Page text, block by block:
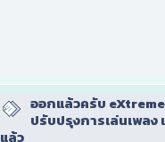
ออกแล้วครับ
ปรับปรุงการเล่นเพลง
แล้ว